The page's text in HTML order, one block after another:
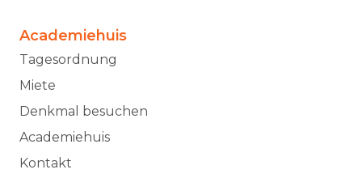
Academiehuis
Tagesordnung
Miete
Denkmal besuchen
Academiehuis
Kontakt